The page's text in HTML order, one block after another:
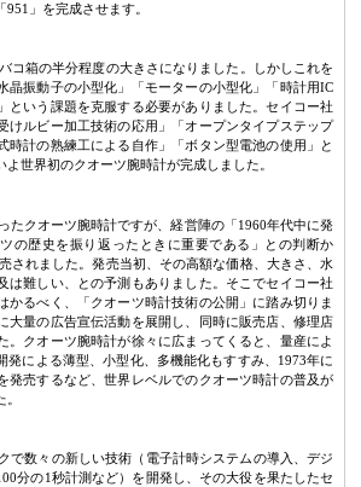
」を完成させます。
コ箱の半分程度の大きさになりました。しかしこれを
晶振動子の小型化」「モーターの小型化」「時計用IC
という課題を克服する必要がありました。セイコー社
けルビー加工技術の応用」「オープンタイプステップ
時計の熟練工による自作」「ボタン型電池の使用」と
世界初のクオーツ腕時計が完成しました。
たクオーツ腕時計ですが、経営陣の「1960年代中に発
の歴史を振り返ったときに重要である」との判断か
されました。発売当初、その高額な価格、大きさ、水
は難しい、との予測もありました。そこでセイコー社
かるべく、「クオーツ時計技術の公開」に踏み切りま
大量の広告宣伝活動を展開し、同時に販売店、修理店
。クオーツ腕時計が徐々に広まってくると、量産によ
発による薄型、小型化、多機能化もすすみ、1973年に
発売するなど、世界レベルでのクオーツ時計の普及が
で数々の新しい技術（電子計時システムの導入、デジ
分の1秒計測など）を開発し、その大役を果たしたセ